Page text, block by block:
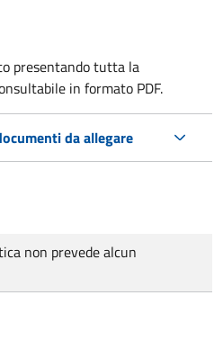
presentando tutta la
in formato PDF.
da allegare
non prevede alcun